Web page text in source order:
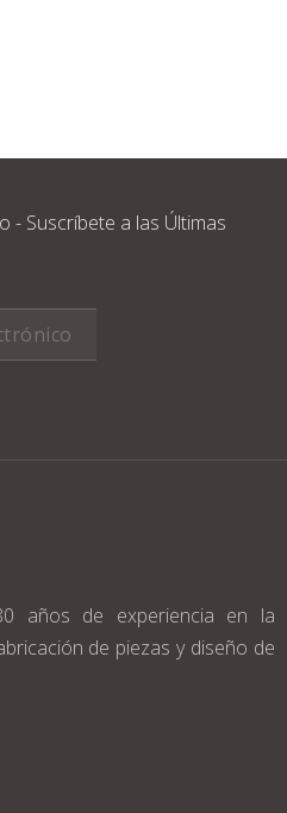
- Suscríbete a las Últimas
años de experiencia en la
de piezas y diseño de